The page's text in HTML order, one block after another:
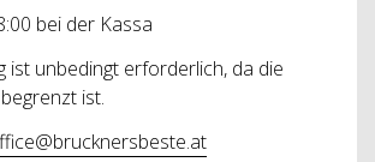
bei der Kassa
ist unbedingt erforderlich, da die
ist.